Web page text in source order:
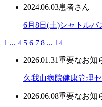
2024.06.03患者さん
6月8日(土)シャトル
1 ... 4 5 6 7 8 ... 14
2026.01.31重要なお知
久我山病院健康管理
2026.06.08重要なお知